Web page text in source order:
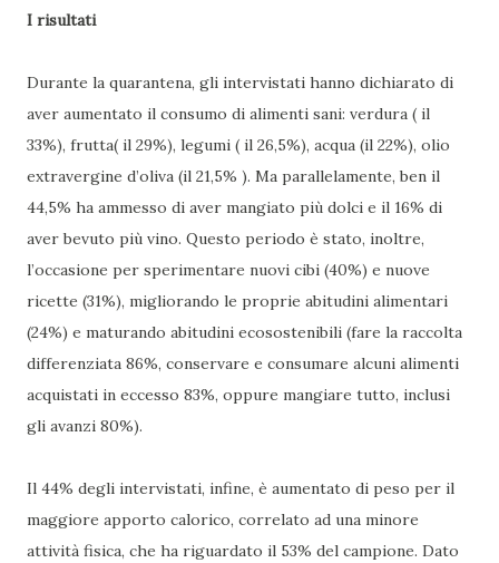
I risultati
Durante la quarantena, gli intervistati hanno dichiarato di
aver aumentato il consumo di alimenti sani: verdura ( il
33%), frutta( il 29%), legumi ( il 26,5%), acqua (il 22%), olio
extravergine d’oliva (il 21,5% ). Ma parallelamente, ben il
44,5% ha ammesso di aver mangiato più dolci e il 16% di
aver bevuto più vino. Questo periodo è stato, inoltre,
l’occasione per sperimentare nuovi cibi (40%) e nuove
ricette (31%), migliorando le proprie abitudini alimentari
(24%) e maturando abitudini ecosostenibili (fare la raccolta
differenziata 86%, conservare e consumare alcuni alimenti
acquistati in eccesso 83%, oppure mangiare tutto, inclusi
gli avanzi 80%).
Il 44% degli intervistati, infine, è aumentato di peso per il
maggiore apporto calorico, correlato ad una minore
attività fisica, che ha riguardato il 53% del campione. Dato